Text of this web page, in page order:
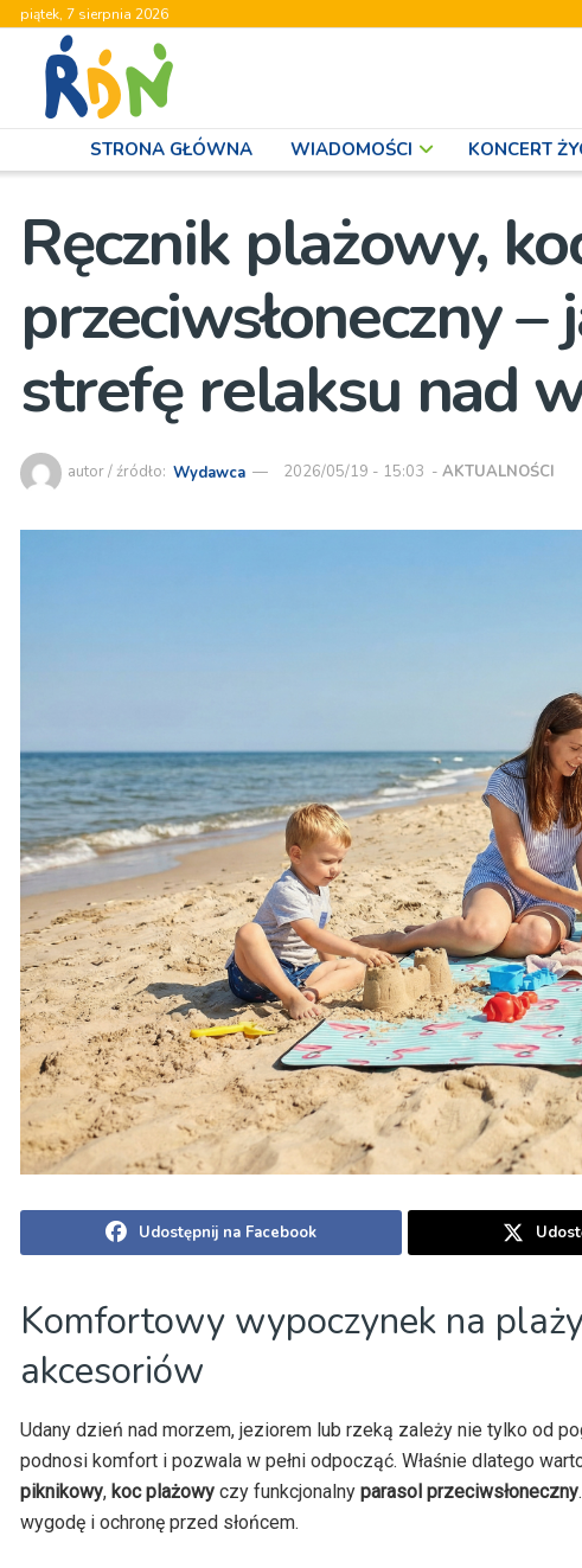
piątek, 7 sierpnia 2026
STRONA GŁÓWNA WIADOMOŚCI KONCERT
Ręcznik plażowy,
przeciwsłoneczny
strefę relaksu nad
autor / źródło: Wydawca 2026/05/19 - 15:03 - AKTUALNOŚCI
Udostępnij na Facebook
Komfortowy wypoczynek na
akcesoriów
Udany dzień nad morzem, jeziorem lub rzeką zależy nie tylko od
podnosi komfort i pozwala w pełni odpocząć. Właśnie dlatego
piknikowy, koc plażowy czy funkcjonalny parasol przeciwsłoneczny
wygodę i ochronę przed słońcem.